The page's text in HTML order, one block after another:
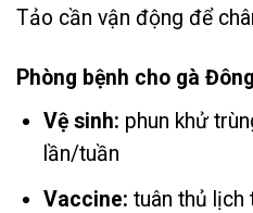
Tảo cần vận động để
Phòng bệnh cho gà
Vệ sinh: phun khử
lần/tuần
Vaccine:tuân thủ lịch